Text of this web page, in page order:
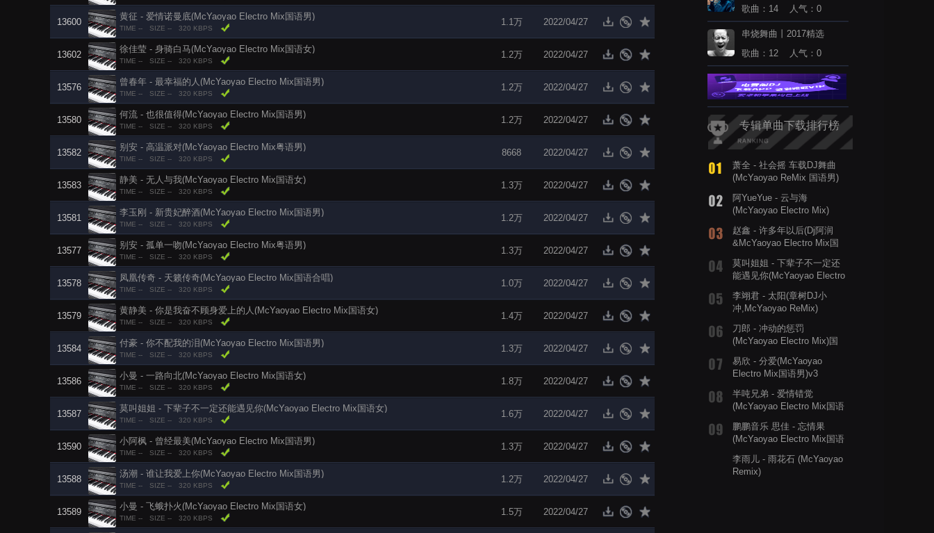
13600
黄征 - 爱情诺曼底(McYaoyao Electro Mix国语男)
TIME -- SIZE -- 320 KBPS
1.1万 2022/04/27
13602
徐佳莹 - 身骑白马(McYaoyao Electro Mix国语女)
TIME -- SIZE -- 320 KBPS
1.2万 2022/04/27
13576
曾春年 - 最幸福的人(McYaoyao Electro Mix国语男)
TIME -- SIZE -- 320 KBPS
1.2万 2022/04/27
13580
何流 - 也很值得(McYaoyao Electro Mix国语男)
TIME -- SIZE -- 320 KBPS
1.2万 2022/04/27
13582
别安 - 高温派对(McYaoyao Electro Mix粤语男)
TIME -- SIZE -- 320 KBPS
8668 2022/04/27
13583
静美 - 无人与我(McYaoyao Electro Mix国语女)
TIME -- SIZE -- 320 KBPS
1.3万 2022/04/27
13581
李玉刚 - 新贵妃醉酒(McYaoyao Electro Mix国语男)
TIME -- SIZE -- 320 KBPS
1.2万 2022/04/27
13577
别安 - 孤单一吻(McYaoyao Electro Mix粤语男)
TIME -- SIZE -- 320 KBPS
1.3万 2022/04/27
13578
凤凰传奇 - 天籁传奇(McYaoyao Electro Mix国语合唱)
TIME -- SIZE -- 320 KBPS
1.0万 2022/04/27
13579
黄静美 - 你是我奋不顾身爱上的人(McYaoyao Electro Mix国语女)
TIME -- SIZE -- 320 KBPS
1.4万 2022/04/27
13584
付豪 - 你不配我的泪(McYaoyao Electro Mix国语男)
TIME -- SIZE -- 320 KBPS
1.3万 2022/04/27
13586
小曼 - 一路向北(McYaoyao Electro Mix国语女)
TIME -- SIZE -- 320 KBPS
1.8万 2022/04/27
13587
莫叫姐姐 - 下辈子不一定还能遇见你(McYaoyao Electro Mix国语女)
TIME -- SIZE -- 320 KBPS
1.6万 2022/04/27
13590
小阿枫 - 曾经最美(McYaoyao Electro Mix国语男)
TIME -- SIZE -- 320 KBPS
1.3万 2022/04/27
13588
汤潮 - 谁让我爱上你(McYaoyao Electro Mix国语男)
TIME -- SIZE -- 320 KBPS
1.2万 2022/04/27
13589
小曼 - 飞蛾扑火(McYaoyao Electro Mix国语女)
TIME -- SIZE -- 320 KBPS
1.5万 2022/04/27
歌曲：14 人气：0
串烧舞曲丨2017精选
歌曲：12 人气：0
专辑单曲下载排行榜
萧全 - 社会摇 车载DJ舞曲
(McYaoyao ReMix 国语男)
阿YueYue - 云与海
(McYaoyao Electro Mix)
赵鑫 - 许多年以后(Dj阿润
&McYaoyao Electro Mix国
莫叫姐姐 - 下辈子不一定还
能遇见你(McYaoyao Electro
李翊君 - 太阳(章树DJ小
冲,McYaoyao ReMix)
刀郎 - 冲动的惩罚
(McYaoyao Electro Mix)国
易欣 - 分爱(McYaoyao
Electro Mix国语男)v3
半吨兄弟 - 爱情错觉
(McYaoyao Electro Mix国语
鹏鹏音乐 思佳 - 忘情果
(McYaoyao Electro Mix国语
李雨儿 - 雨花石 (McYaoyao
Remix)